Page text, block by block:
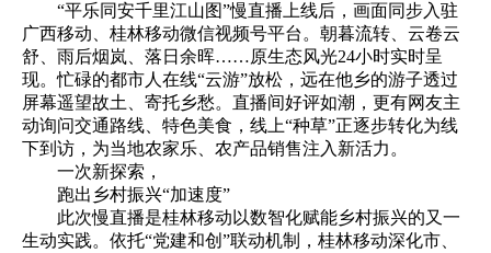
“平乐同安千里江山图”慢直播上线后，画面同步入驻
广西移动、桂林移动微信视频号平台。朝暮流转、云卷云
舒、雨后烟岚、落日余晖……原生态风光24小时实时呈
现。忙碌的都市人在线“云游”放松，远在他乡的游子透过
屏幕遥望故土、寄托乡愁。直播间好评如潮，更有网友主
动询问交通路线、特色美食，线上“种草”正逐步转化为线
下到访，为当地农家乐、农产品销售注入新活力。
一次新探索，
跑出乡村振兴“加速度”
此次慢直播是桂林移动以数智化赋能乡村振兴的又一
生动实践。依托“党建和创”联动机制，桂林移动深化市、